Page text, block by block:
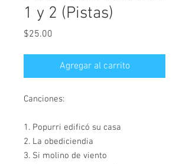
1 y 2 (Pistas)
$25.00
Agregar al carrito
Canciones:
1. Popurri edificó su casa
2. La obediciendia
3. Si molino de viento